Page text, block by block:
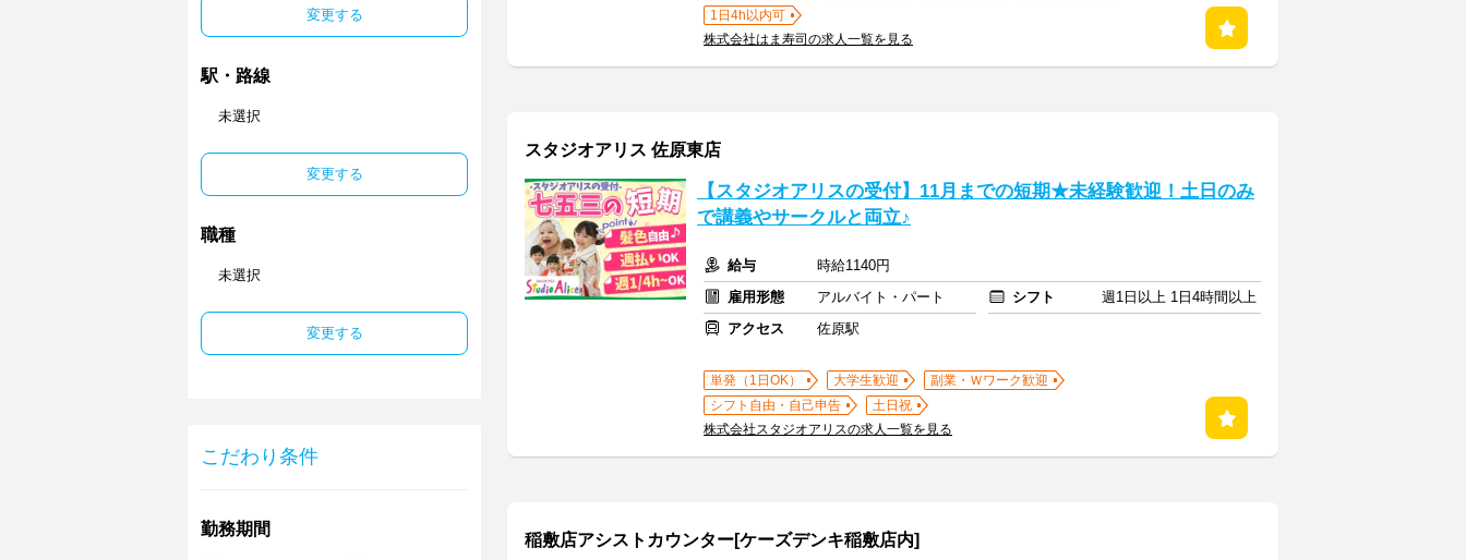
変更する
駅・路線
未選択
変更する
職種
未選択
変更する
こだわり条件
勤務期間
1日4h以内可
株式会社はま寿司の求人一覧を見る
スタジオアリス 佐原東店
【スタジオアリスの受付】11月までの短期★未経験歓迎！土日のみ
で講義やサークルと両立♪
給与
時給1140円
雇用形態
アルバイト・パート シフト
週1日以上 1日4時間以上
アクセス
佐原駅
単発（1日OK） 大学生歓迎
副業・Ｗワーク歓迎
シフト自由・自己申告
土日祝
株式会社スタジオアリスの求人一覧を見る
稲敷店アシストカウンター[ケーズデンキ稲敷店内]